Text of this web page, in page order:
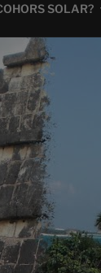
SOLAR?